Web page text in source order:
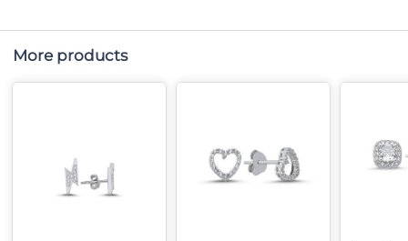
More products